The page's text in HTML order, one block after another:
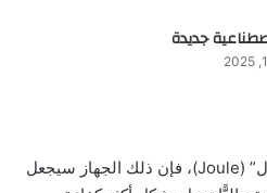
جديدة
ووفق دراسة نشرتها دورية “جول” (Joule)، فإن ذلك الجهاز سيجعل